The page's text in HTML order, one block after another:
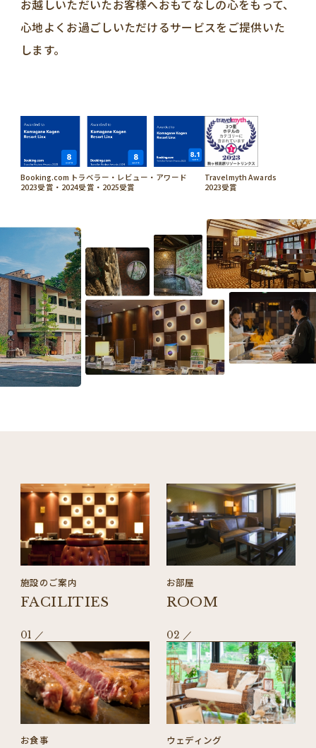
お越しいただいたお客様へおもてなしの心をもって、
心地よくお過ごしいただけるサービスをご提供いた
します。
Booking.com トラベラー・レビュー・アワード
2023受賞・2024受賞・2025受賞
Travelmyth Awards
2023受賞
施設のご案内
FACILITIES
01
お部屋
ROOM
02
お食事 ウェディング